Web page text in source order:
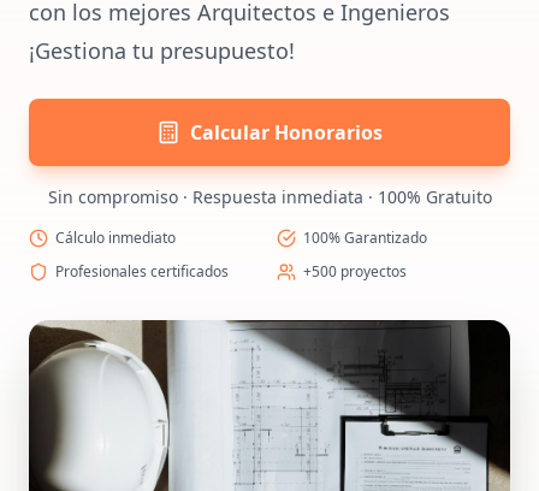
con los mejores Arquitectos e Ingenieros
¡Gestiona tu presupuesto!
Calcular Honorarios
Sin compromiso · Respuesta inmediata · 100% Gratuito
Cálculo inmediato
100% Garantizado
Profesionales certificados
+500 proyectos